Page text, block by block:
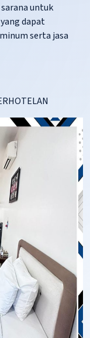
untuk
dapat
serta jasa